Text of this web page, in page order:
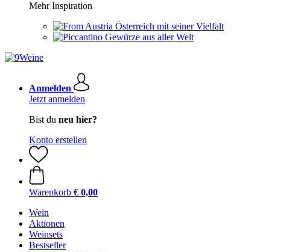
Mehr Inspiration
Österreich mit seiner Vielfalt
Gewürze aus aller Welt
Anmelden
Jetzt anmelden
Bist du neu hier?
Konto erstellen
Warenkorb € 0,00
Wein
Aktionen
Weinsets
Bestseller